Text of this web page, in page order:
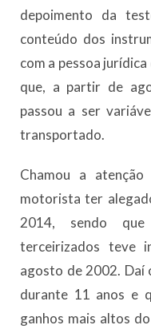
depoimento da
conteúdo dos
com a pessoa
que, a partir de
passou a ser
transportado.
Chamou a
motorista ter
2014, sendo
terceirizados teve
agosto de 2002. Daí
durante 11 anos e
ganhos mais altos